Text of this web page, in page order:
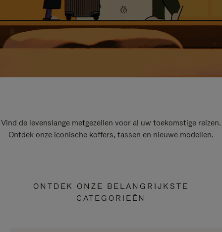
Vind de levenslange metgezellen voor al uw toekomstige reizen.
Ontdek onze iconische koffers, tassen en nieuwe modellen.
ONTDEK ONZE BELANGRIJKSTE
CATEGORIEËN